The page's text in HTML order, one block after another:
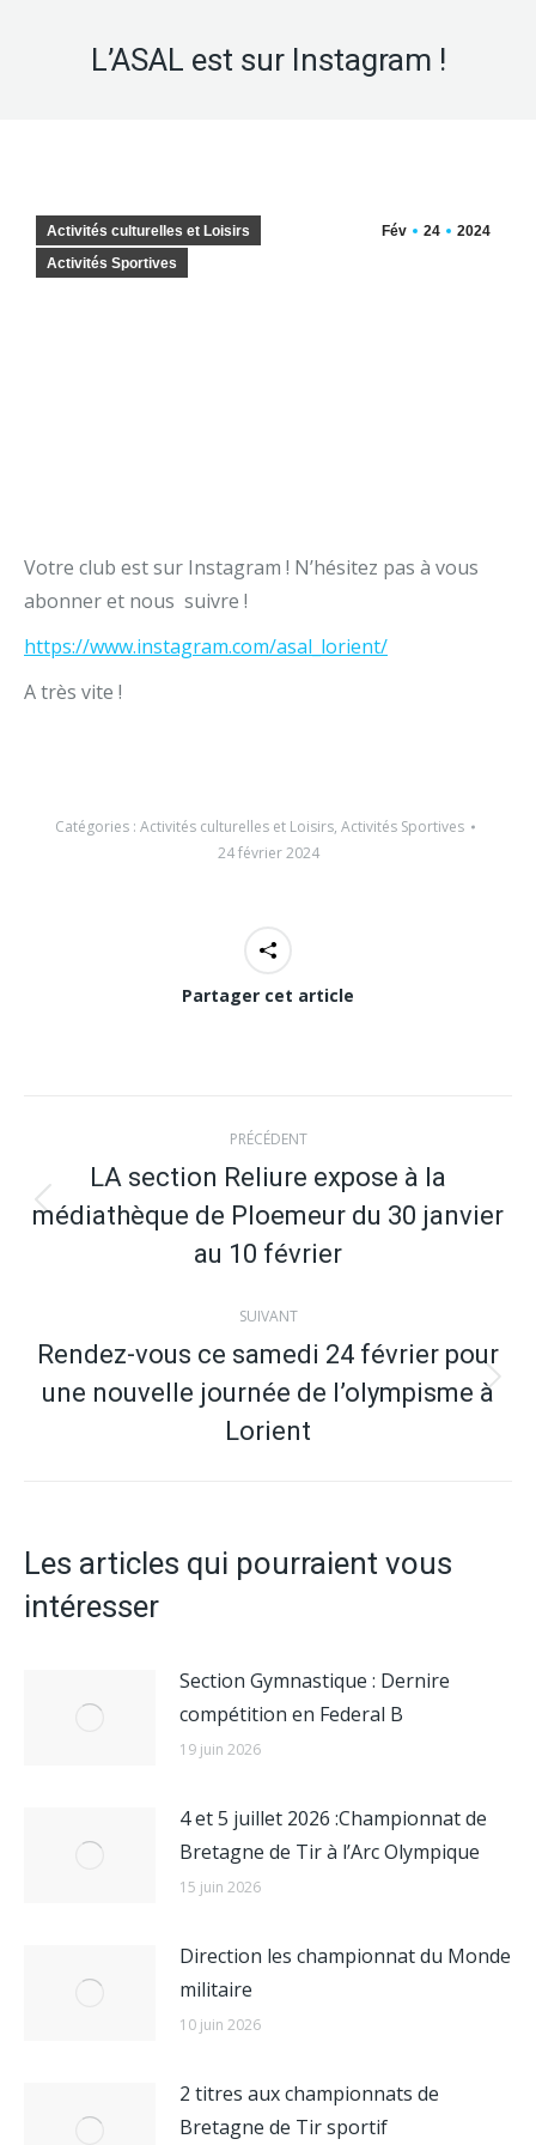
L’ASAL est sur Instagram !
Fév 24 2024
Activités culturelles et Loisirs
Activités Sportives
Votre club est sur Instagram ! N’hésitez pas à vous
abonner et nous suivre !
https://www.instagram.com/asal_lorient/
A très vite !
Catégories : Activités culturelles et Loisirs, Activités Sportives
24 février 2024
Partager cet article
Navigation
article
PRÉCÉDENT
Article
précédent
LA section Reliure expose à la
médiathèque de Ploemeur du 30 janvier
au 10 février
SUIVANT
Article
suivant
Rendez-vous ce samedi 24 février pour
une nouvelle journée de l’olympisme à
Lorient
Les articles qui pourraient vous
intéresser
Section Gymnastique : Dernire
compétition en Federal B
19 juin 2026
4 et 5 juillet 2026 :Championnat de
Bretagne de Tir à l’Arc Olympique
15 juin 2026
Direction les championnat du Monde
militaire
10 juin 2026
2 titres aux championnats de
Bretagne de Tir sportif